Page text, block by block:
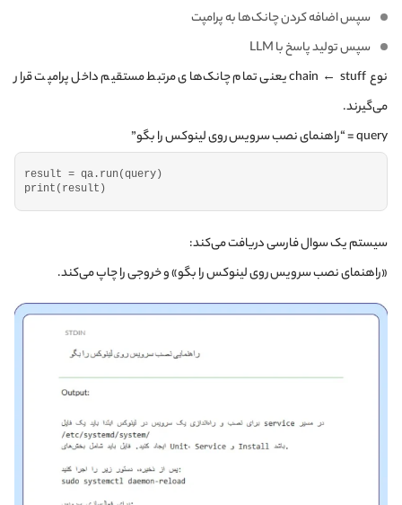
سپس اضافه کردن چانک‌ها به پرامپت
سپس تولید پاسخ با LLM
نوع chain ← stuff یعنی تمام چانک‌های مرتبط مستقیم داخل پرامپت قرار
می‌گیرند.
query = “راهنمای نصب سرویس روی لینوکس را بگو”
result = qa. run(query )
print ( result )
سیستم یک سوال فارسی دریافت می‌کند:
«راهنمای نصب سرویس روی لینوکس را بگو» و خروجی را چاپ می‌کند.